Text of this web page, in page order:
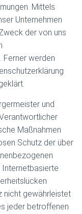
Mittels
Unternehmen
der von uns
Ferner werden
und
Maßnahmen
Schutz der über
Internetbasierte
nicht gewährleistet
jeder betroffenen